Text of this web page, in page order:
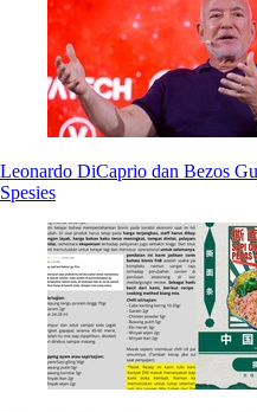
Leonardo DiCaprio dan Bezos
Spesies